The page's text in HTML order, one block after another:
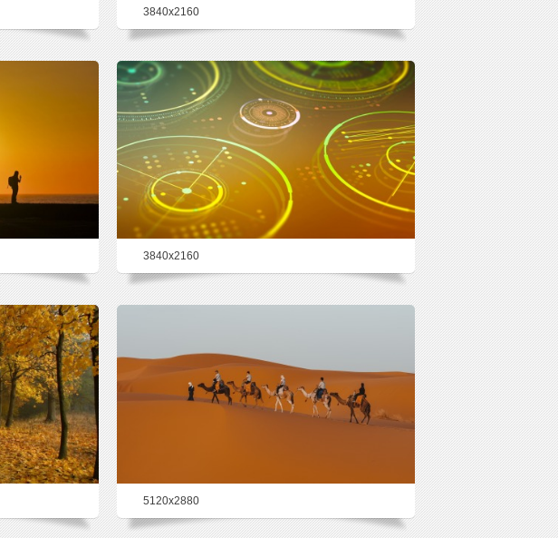
3840x2160
3840x2160
5120x2880